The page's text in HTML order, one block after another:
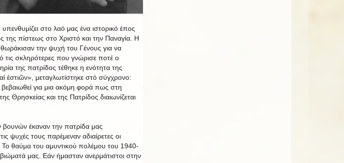
στο λαό μας ένα ιστορικό έπος
της πίστεως στο Χριστό και την Παναγία. Η
την ψυχή του Γένους για να
τις σκληρότερες που γνώρισε ποτέ ο
της πατρίδος τέθηκε η ενότητα της
μεταγλωτίστηκε στό σύγχρονο:
για μια ακόμη φορά πως στη
Θρησκείας και της Πατρίδος διαιωνίζεται
βουνών έκαναν την πατρίδα μας
ψυχές τους παρέμεναν αδιαίρετες οι
Το θαύμα του αμυντικού πολέμου του 1940-
μας. Εάν ήμασταν ανερμάτιστοι στην